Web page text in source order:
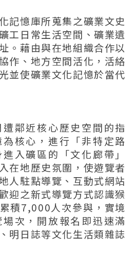
記憶庫所蒐集之礦業文史
工日常生活空間、礦業遺
。藉由與在地組織合作以
作、地方空間活化，活絡
並使礦業文化記憶於當代
鄰近核心歷史空間的指
核心，進行「非特定路
入礦區的「文化廊帶」
在地歷史氛圍，使遊覽者
人駐點導覽、互動式網站
迎之新式導覽方式認識猴
積7,000人次參與，實境
次，開放報名即迅速滿
明日誌等文化生活類雜誌